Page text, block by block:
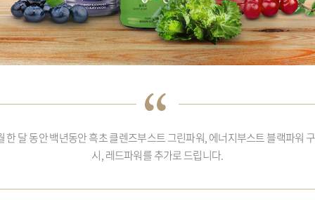
한 달 동안 백년동안 흑초 클렌즈부스트 그린파워, 에너지부스트 블랙파워
시, 레드파워를 추가로 드립니다.